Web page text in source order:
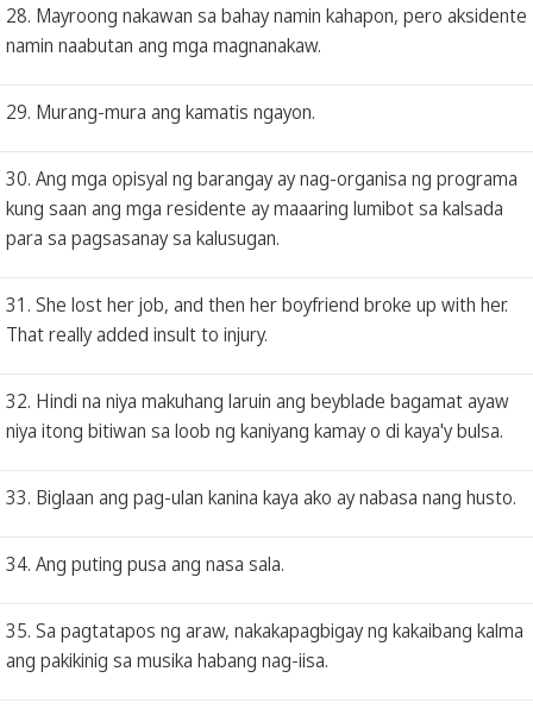
28. Mayroong nakawan sa bahay namin kahapon, pero aksidente
namin naabutan ang mga magnanakaw.
29. Murang-mura ang kamatis ngayon.
30. Ang mga opisyal ng barangay ay nag-organisa ng programa
kung saan ang mga residente ay maaaring lumibot sa kalsada
para sa pagsasanay sa kalusugan.
31. She lost her job, and then her boyfriend broke up with her.
That really added insult to injury.
32. Hindi na niya makuhang laruin ang beyblade bagamat ayaw
niya itong bitiwan sa loob ng kaniyang kamay o di kaya'y bulsa.
33. Biglaan ang pag-ulan kanina kaya ako ay nabasa nang husto.
34. Ang puting pusa ang nasa sala.
35. Sa pagtatapos ng araw, nakakapagbigay ng kakaibang kalma
ang pakikinig sa musika habang nag-iisa.